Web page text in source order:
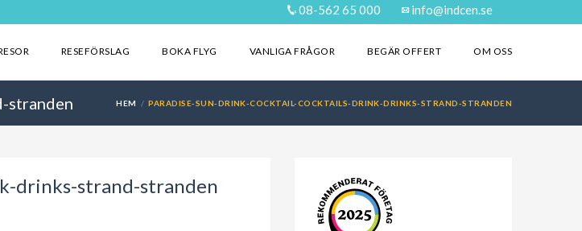
08-562 65 000 info@indcen.se
RESEFÖRSLAG BOKA FLYG VANLIGA FRÅGOR BEGÄR OFFERT OM OSS
stranden HEM PARADISE-SUN-DRINK-COCKTAIL-COCKTAILS-DRINK-DRINKS-STRAND-STRANDEN
drinks-strand-stranden